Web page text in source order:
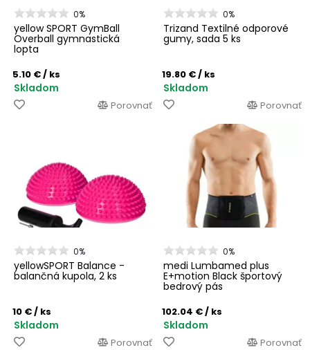
0%
yellow SPORT GymBall
Overball gymnastická
lopta
5.10 €/ ks
Skladom
Porovnať
0%
Trizand Textilné odporové
gumy, sada 5 ks
19.80 €/ ks
Skladom
Porovnať
0%
yellowSPORT Balance -
balančná kupola, 2 ks
10 €/ ks
Skladom
Porovnať
0%
medi Lumbamed plus
E+motion Black športový
bedrový pás
102.04 €/ ks
Skladom
Porovnať